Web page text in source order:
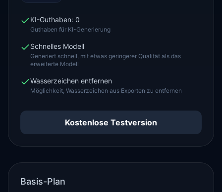
KI-Guthaben: 0
Guthaben für KI-Generierung
Schnelles Modell
Generiert schnell, mit etwas geringerer Qualität als das
erweiterte Modell
Wasserzeichen entfernen
Möglichkeit, Wasserzeichen aus Exporten zu entfernen
Kostenlose Testversion
Basis-Plan